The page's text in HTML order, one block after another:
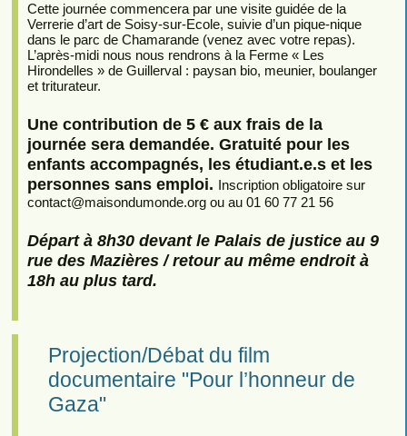
Cette journée commencera par une visite guidée de la
Verrerie d’art de Soisy-sur-Ecole, suivie d’un pique-nique
dans le parc de Chamarande (venez avec votre repas).
L’après-midi nous nous rendrons à la Ferme « Les
Hirondelles » de Guillerval : paysan bio, meunier, boulanger
et triturateur.
Une contribution de 5 € aux frais de la
journée sera demandée. Gratuité pour les
enfants accompagnés, les étudiant.e.s et les
personnes sans emploi. Inscription obligatoire sur
contact@maisondumonde.org ou au 01 60 77 21 56
Départ à 8h30 devant le Palais de justice au 9
rue des Mazières / retour au même endroit à
18h au plus tard.
Projection/Débat du film
documentaire "Pour l’honneur de
Gaza"